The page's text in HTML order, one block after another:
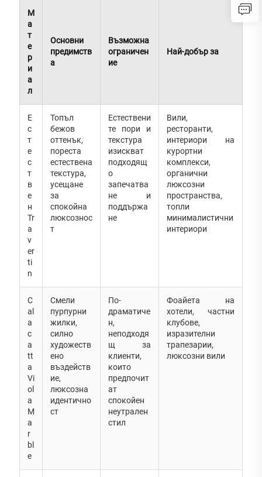
М
а
т
е
р
и
а
л
Основни
предимств
а
Възможна
ограничен
ие
Най-добър за
Е
с
т
е
с
т
в
е
н
Tr
a
v
er
ti
n
Топъл
бежов
оттенък,
пореста
естествена
текстура,
усещане
за
спокойна
люксознос
т
Естествени
те пори и
текстура
изискват
подходящ
о
запечатва
не и
поддържа
не
Вили,
ресторанти,
интериори на
курортни
комплекси,
органични
люксозни
пространства,
топли
минималистични
интериори
C
al
a
c
a
tt
a
Vi
ol
a
M
a
r
bl
e
Смели
пурпурни
жилки,
силно
художеств
ено
въздейств
ие,
люксозна
идентично
ст
По-
драматиче
н,
неподходя
щ за
клиенти,
които
предпочит
ат
спокойен
неутрален
стил
Фоайета на
хотели, частни
клубове,
изразителни
трапезарии,
люксозни вили